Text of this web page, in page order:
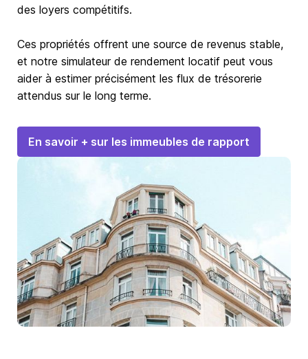
des loyers compétitifs.
Ces propriétés offrent une source de revenus stable,
et notre simulateur de rendement locatif peut vous
aider à estimer précisément les flux de trésorerie
attendus sur le long terme.
En savoir + sur les immeubles de rapport